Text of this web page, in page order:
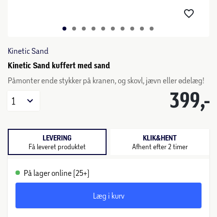
Kinetic Sand
Kinetic Sand kuffert med sand
Påmonter ende stykker på kranen, og skovl, jævn eller ødelæg!
399,-
1
LEVERING
Få leveret produktet
KLIK&HENT
Afhent efter 2 timer
På lager online (25+)
Læg i kurv